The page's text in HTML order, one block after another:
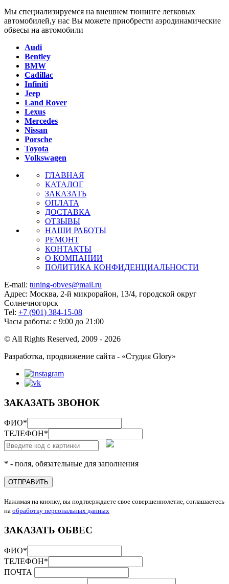
Мы специализируемся на внешнем тюнинге легковых
автомобилей,у нас Вы можете приобрести аэродинамические
обвесы на автомобили
Audi
Bentley
BMW
Cadillac
Infiniti
Jeep
Land Rover
Lexus
Mercedes
Nissan
Porsche
Toyota
Volkswagen
ГЛАВНАЯ
КАТАЛОГ
ЗАКАЗАТЬ
ОПЛАТА
ДОСТАВКА
ОТЗЫВЫ
НАШИ РАБОТЫ
РЕМОНТ
КОНТАКТЫ
О КОМПАНИИ
ПОЛИТИКА КОНФИДЕНЦИАЛЬНОСТИ
E-mail: tuning-obves@mail.ru
Адрес: Москва, 2-й микрорайон, 13/4, городской округ
Солнечногорск
Tel: +7 (901) 384-15-08
Часы работы: с 9:00 до 21:00
© All Rights Reserved, 2009 - 2026
Разработка, продвижение сайта - «Студия Glory»
ЗАКАЗАТЬ ЗВОНОК
ФИО*
ТЕЛЕФОН*
* - поля, обязательные для заполнения
ОТПРАВИТЬ
Нажимая на кнопку, вы подтверждаете свое совершеннолетие, соглашаетесь
на обработку персональных данных
ЗАКАЗАТЬ ОБВЕС
ФИО*
ТЕЛЕФОН*
ПОЧТА